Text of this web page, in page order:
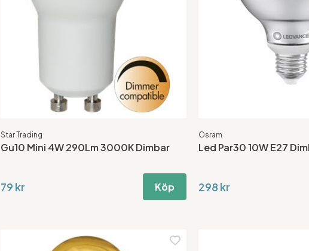
Star Trading
Gu10 Mini 4W 290Lm 3000K Dimbar
79 kr Köp
Osram
Led Par30 10W E27
298 kr